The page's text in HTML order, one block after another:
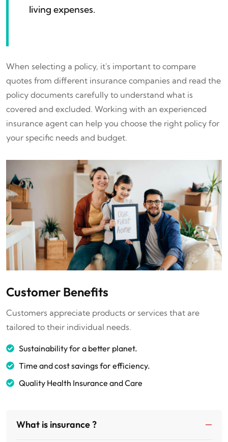
living expenses.
When selecting a policy, it's important to compare
quotes from different insurance companies and read the
policy documents carefully to understand what is
covered and excluded. Working with an experienced
insurance agent can help you choose the right policy for
your specific needs and budget.
Customer Benefits
Customers appreciate products or services that are
tailored to their individual needs.
Sustainability for a better planet.
Time and cost savings for efficiency.
Quality Health Insurance and Care
What is insurance ?